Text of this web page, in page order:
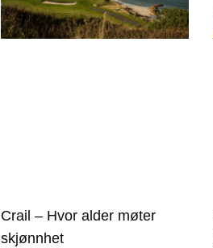
Crail – Hvor alder møter
skjønnhet